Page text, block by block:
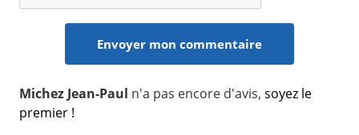
Michez Jean-Paul n'a pas encore d'avis, soyez le
premier !